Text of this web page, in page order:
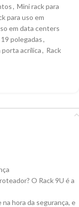
, Mini rack para
para uso em
em data centers
19 polegadas,
porta acrílica, Rack
O Rack 9U é a
hora da segurança, e